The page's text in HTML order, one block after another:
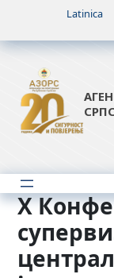
садржај
Latinica
X